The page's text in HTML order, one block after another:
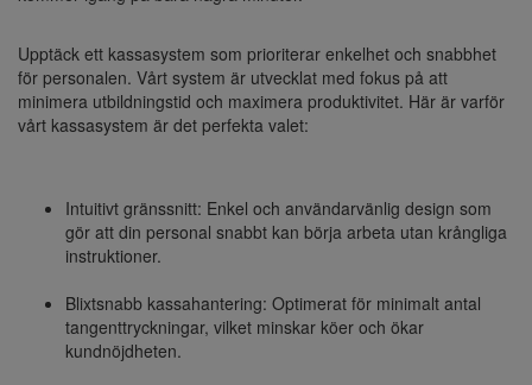
Upptäck ett kassasystem som prioriterar enkelhet och snabbhet
för personalen. Vårt system är utvecklat med fokus på att
minimera utbildningstid och maximera produktivitet. Här är varför
vårt kassasystem är det perfekta valet:
Intuitivt gränssnitt: Enkel och användarvänlig design som
gör att din personal snabbt kan börja arbeta utan krångliga
instruktioner.
Blixtsnabb kassahantering: Optimerat för minimalt antal
tangenttryckningar, vilket minskar köer och ökar
kundnöjdheten.